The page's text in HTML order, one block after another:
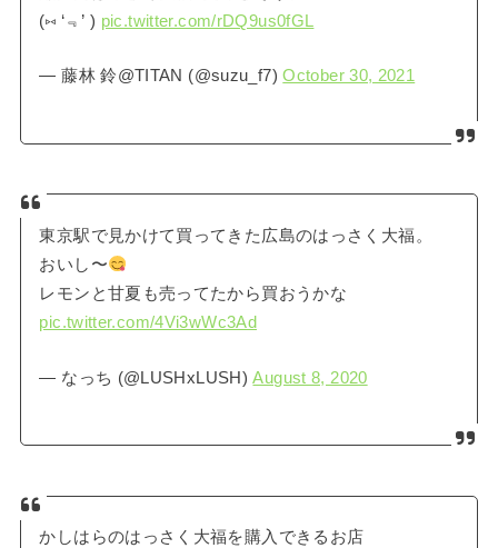
(⑅ ‘﹃’ ) pic.twitter.com/rDQ9us0fGL
— 藤林 鈴@TITAN (@suzu_f7)October 30, 2021
東京駅で見かけて買ってきた広島のはっさく大福。
おいし〜
レモンと甘夏も売ってたから買おうかな
pic.twitter.com/4Vi3wWc3Ad
— なっち (@LUSHxLUSH)August 8, 2020
かしはらのはっさく大福を購入できるお店